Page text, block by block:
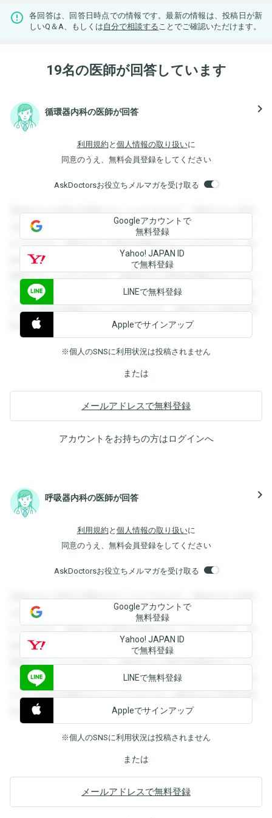
各回答は、回答日時点での情報です。最新の情報は、投稿日が新
しいQ＆A、もしくは自分で相談する ことでご確認いただけます。
19名の医師が回答しています
循環器内科の医師が回答 navigate_next
利用規約 と 個人情報の取り扱いに
同意のうえ、無料会員登録をしてください
AskDoctorsお役立ちメルマガを受け取る
登録すると回答を閲覧することができます。登録すると回答
を閲覧することができます。登録すると回答を閲覧すること
ができます。登録すると回答を閲覧することができます。登
録すると回答を閲覧することができます。登録すると回答を
閲覧することができます。登録すると回答を閲覧することが
できます。登録すると回答を閲覧することができます。登録
すると回答を閲覧することができます。登録すると回答を閲
覧することができます。
Googleアカウントで
無料登録
Yahoo! JAPAN ID
で無料登録
LINEで無料登録
Appleでサインアップ
※個人のSNSに利用状況は投稿されません
または
メールアドレスで無料登録
アカウントをお持ちの方はログインへ
呼吸器内科の医師が回答 navigate_next
利用規約 と 個人情報の取り扱いに
同意のうえ、無料会員登録をしてください
AskDoctorsお役立ちメルマガを受け取る
登録すると回答を閲覧することができます。登録すると回答
を閲覧することができます。登録すると回答を閲覧すること
ができます。登録すると回答を閲覧することができます。登
録すると回答を閲覧することができます。登録すると回答を
閲覧することができます。登録すると回答を閲覧することが
できます。登録すると回答を閲覧することができます。登録
すると回答を閲覧することができます。登録すると回答を閲
覧することができます。
Googleアカウントで
無料登録
Yahoo! JAPAN ID
で無料登録
LINEで無料登録
Appleでサインアップ
※個人のSNSに利用状況は投稿されません
または
メールアドレスで無料登録